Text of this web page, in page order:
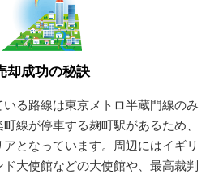
却成功の秘訣
る路線は東京メトロ半蔵門線のみ
線が停車する麹町駅があるため、
となっています。周辺にはイギリ
大使館などの大使館や、最高裁判